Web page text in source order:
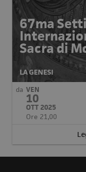
67ma
Sacra di
LA GENESI
da VEN
10
OTT 2025
Ore 21,00